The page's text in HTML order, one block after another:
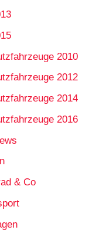
2010
2012
2014
2016
& Co